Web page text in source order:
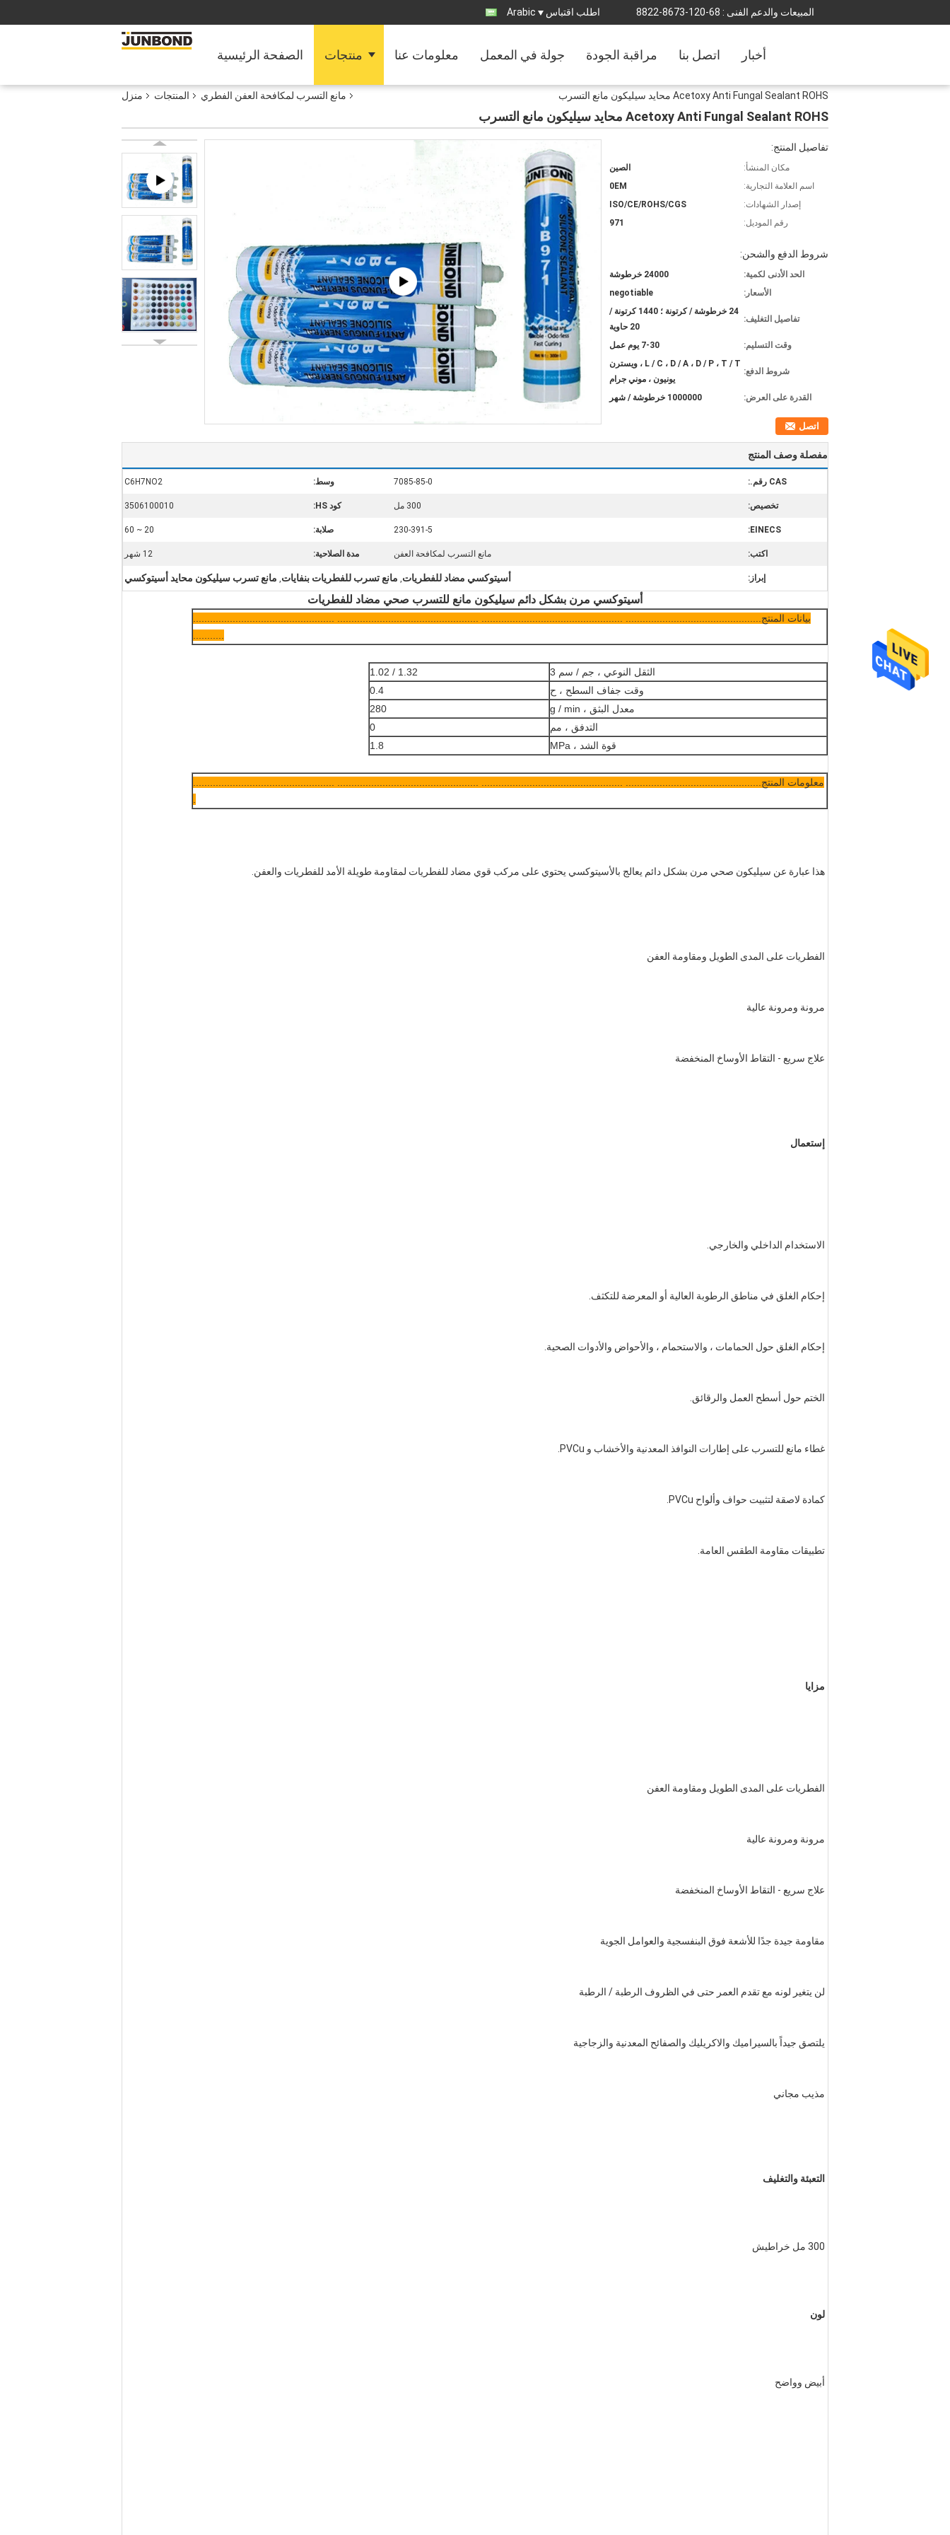
المبيعات والدعم الفنى : 86-021-3768-2288 اطلب اقتباس Arabic
الصفحة الرئيسية منتجات معلومات عنا جولة في المعمل مراقبة الجودة اتصل بنا أخبار
منزل المنتجات مانع التسرب لمكافحة العفن الفطري Acetoxy Anti Fungal Sealant ROHS محايد سيليكون مانع التسرب
Acetoxy Anti Fungal Sealant ROHS محايد سيليكون مانع التسرب
تفاصيل المنتج:
مكان المنشأ:
الصين
اسم العلامة التجارية:
0EM
إصدار الشهادات:
ISO/CE/ROHS/CGS
رقم الموديل:
971
شروط الدفع والشحن:
الحد الأدنى لكمية:
24000 خرطوشة
الأسعار:
negotiable
تفاصيل التغليف:
24 خرطوشة / كرتونة ؛ 1440 كرتونة /
20 حاوية
وقت التسليم:
7-30 يوم عمل
شروط الدفع:
L / C ، D / A ، D / P ، T / T ، ويسترن
يونيون ، موني جرام
القدرة على العرض:
1000000 خرطوشة / شهر
اتصل
مفصلة وصف المنتج
CAS رقم.: 7085-85-0 وسط: C6H7NO2
تخصيص: 300 مل كود HS: 3506100010
EINECS:
230-391-5 صلابة: 20 ~ 60
اكتب: مانع التسرب لمكافحة العفن مدة الصلاحية: 12 شهر
إبراز: أسيتوكسي مضاد للفطريات, مانع تسرب للفطريات بنفايات, مانع تسرب سيليكون محايد أسيتوكسي
أسيتوكسي مرن بشكل دائم سيليكون مانع للتسرب صحي مضاد للفطريات
بيانات المنتج................................................ .................................................. .................................................. ..................................................
الثقل النوعي ، جم / سم 3
1.32 / 1.02
وقت جفاف السطح ، ح
0.4
معدل البثق ، g / min
280
التدفق ، مم
0
قوة الشد ، MPa
1.8
معلومات المنتج................................................ .................................................. .................................................. ..................................................
هذا عبارة عن سيليكون صحي مرن بشكل دائم يعالج بالأسيتوكسي يحتوي على مركب قوي مضاد للفطريات لمقاومة طويلة الأمد للفطريات والعفن.
الفطريات على المدى الطويل ومقاومة العفن
مرونة ومرونة عالية
علاج سريع - التقاط الأوساخ المنخفضة
إستعمال
الاستخدام الداخلي والخارجي.
إحكام الغلق في مناطق الرطوبة العالية أو المعرضة للتكثف.
إحكام الغلق حول الحمامات ، والاستحمام ، والأحواض والأدوات الصحية.
الختم حول أسطح العمل والرقائق.
غطاء مانع للتسرب على إطارات النوافذ المعدنية والأخشاب و PVCu.
كمادة لاصقة لتثبيت حواف وألواح PVCu.
تطبيقات مقاومة الطقس العامة.
مزايا
الفطريات على المدى الطويل ومقاومة العفن
مرونة ومرونة عالية
علاج سريع - التقاط الأوساخ المنخفضة
مقاومة جيدة جدًا للأشعة فوق البنفسجية والعوامل الجوية
لن يتغير لونه مع تقدم العمر حتى في الظروف الرطبة / الرطبة
يلتصق جيداً بالسيراميك والاكريليك والصفائح المعدنية والزجاجية
مذيب مجاني
التعبئة والتغليف
300 مل خراطيش
لون
أبيض وواضح